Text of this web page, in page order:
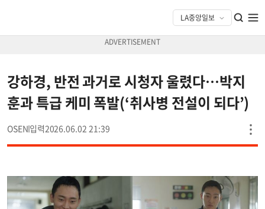
강하경, 반전 과거로 시청자 울렸다…박지
훈과 특급 케미 폭발(‘취사병 전설이 되다’)
OSEN 2026.06.02 21:39